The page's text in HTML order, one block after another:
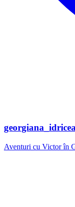
Aventuri cu Victor în